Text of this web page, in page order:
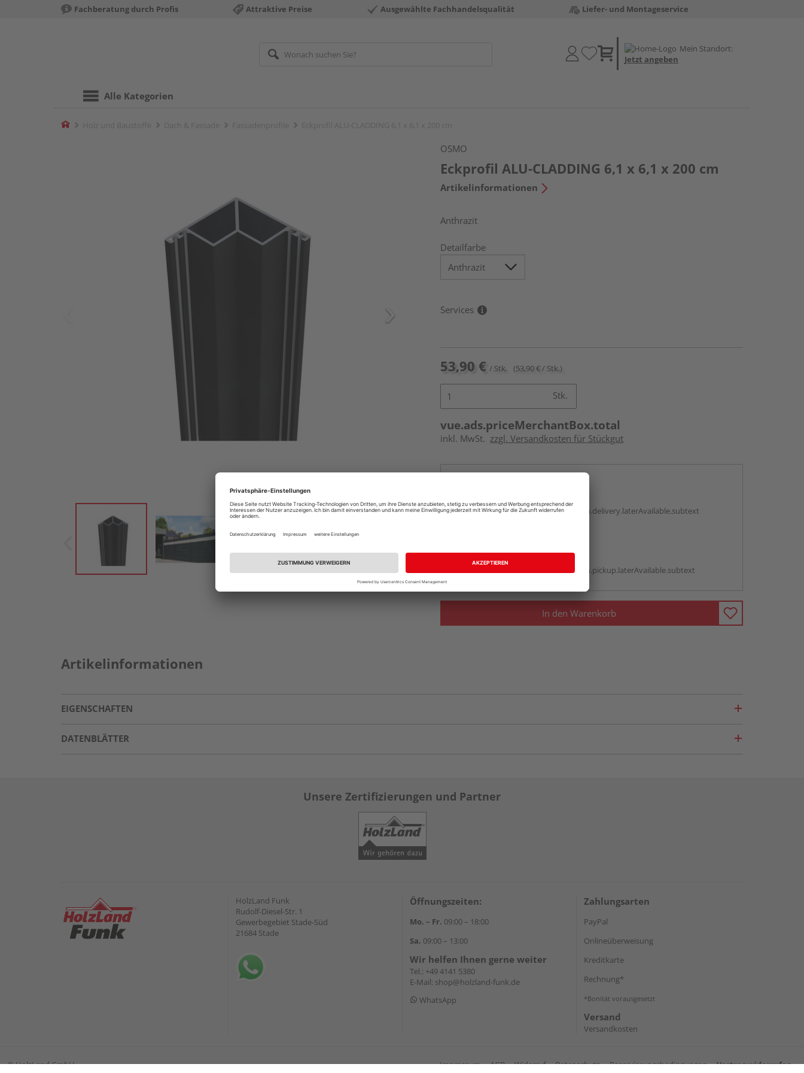
Fachberatung durch Profis Attraktive Preise Ausgewählte Fachhandelsqualität Liefer- und Montageservice
Mein Standort:
Jetzt angeben
Alle Kategorien
Home
OSMO
Eckprofil ALU-CLADDING 6,1 x 6,1 x 200 cm
Artikelinformationen
Anthrazit
Detailfarbe
Services
53,90 € / Stk. (53,90 € / Stk.)
Stk.
vue.ads.priceMerchantBox.total
inkl. MwSt. zzgl. Versandkosten für Stückgut
Auf Vorbestellung:
vue.ads.priceMerchantBox.option.delivery.laterAvailable.subtext
Auf Vorbestellung:
vue.ads.priceMerchantBox.option.pickup.laterAvailable.subtext
In den Warenkorb
Artikelinformationen
EIGENSCHAFTEN
DATENBLÄTTER
Unsere Zertifizierungen und Partner
HolzLand Funk
Rudolf-Diesel-Str. 1
Gewerbegebiet Stade-Süd
21684 Stade
Öffnungszeiten:
Mo. – Fr. 09:00 – 18:00
Sa. 09:00 – 13:00
Wir helfen Ihnen gerne weiter
Tel.: +49 4141 5380
E-Mail: shop@holzland-funk.de
WhatsApp
Zahlungsarten
PayPal
Onlineüberweisung
Kreditkarte
Rechnung*
*Bonität vorausgesetzt
Versand
Versandkosten
©HolzLand GmbH Impressum AGB Widerruf Datenschutz Reservierungsbedingungen Vertrag widerrufen